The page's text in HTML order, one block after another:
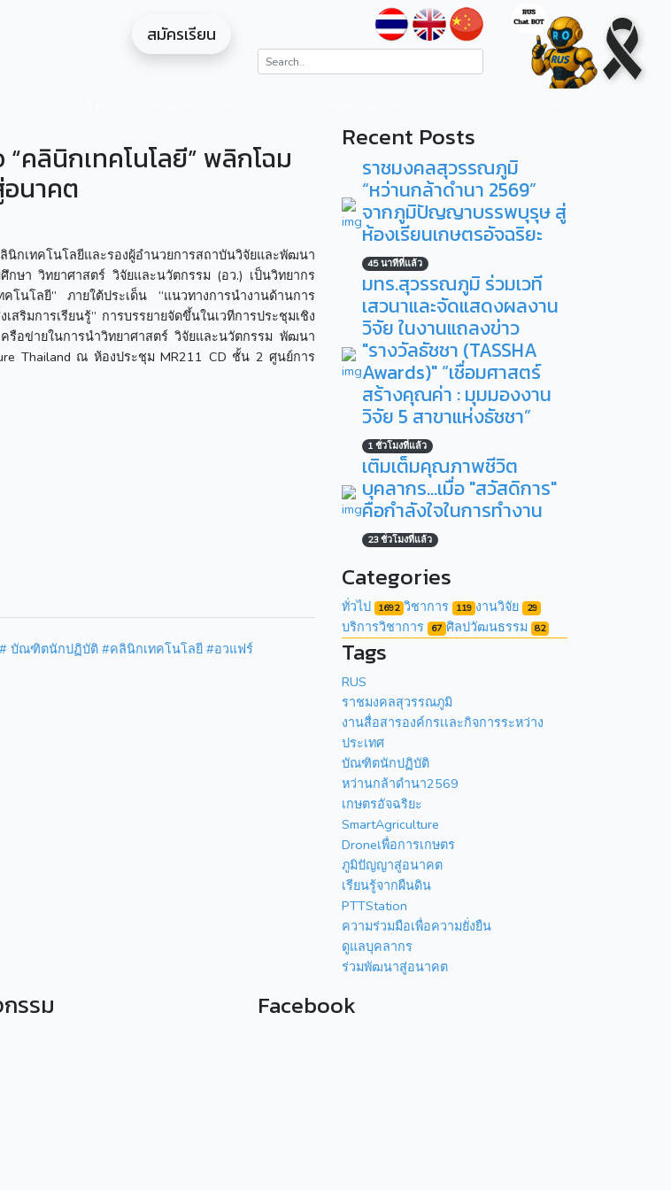
สมัครเรียน
ลินิกเทคโนโลยี” พลิกโฉม
นาคต
นิกเทคโนโลยีและรองผู้อำนวยการสถาบันวิจัยและพัฒนา
กษา วิทยาศาสตร์ วิจัยและนวัตกรรม (อว.) เป็นวิทยากร
โนโลยี” ภายใต้ประเด็น “แนวทางการนำงานด้านการ
มการเรียนรู้” การบรรยายจัดขึ้นในเวทีการประชุมเชิง
รือข่ายในการนำวิทยาศาสตร์ วิจัยและนวัตกรรม พัฒนา
Thailand ณ ห้องประชุม MR211 CD ชั้น 2 ศูนย์การ
# บัณฑิตนักปฏิบัติ #คลินิกเทคโนโลยี #อวแฟร์
Recent Posts
ราชมงคลสุวรรณภูมิ
“หว่านกล้าดำนา 2569”
จากภูมิปัญญาบรรพบุรุษ สู่
ห้องเรียนเกษตรอัจฉริยะ
45 นาทีที่แล้ว
มทร.สุวรรณภูมิ ร่วมเวที
เสวนาและจัดแสดงผลงาน
วิจัย ในงานแถลงข่าว
"รางวัลธัชชา (TASSHA
Awards)" “เชื่อมศาสตร์
สร้างคุณค่า : มุมมองงาน
วิจัย 5 สาขาแห่งธัชชา”
1 ชั่วโมงที่แล้ว
เติมเต็มคุณภาพชีวิต
บุคลากร...เมื่อ "สวัสดิการ"
คือกำลังใจในการทำงาน
23 ชั่วโมงที่แล้ว
Categories
ทั่วไป 1692 วิชาการ 119 งานวิจัย 29
บริการวิชาการ 67 ศิลปวัฒนธรรม 82
Tags
RUS
ราชมงคลสุวรรณภูมิ
งานสื่อสารองค์กรเเละกิจการระหว่าง
ประเทศ
บัณฑิตนักปฏิบัติ
หว่านกล้าดำนา2569
เกษตรอัจฉริยะ
SmartAgriculture
Droneเพื่อการเกษตร
ภูมิปัญญาสู่อนาคต
เรียนรู้จากผืนดิน
PTTStation
ความร่วมมือเพื่อความยั่งยืน
ดูแลบุคลากร
ร่วมพัฒนาสู่อนาคต
รรม Facebook